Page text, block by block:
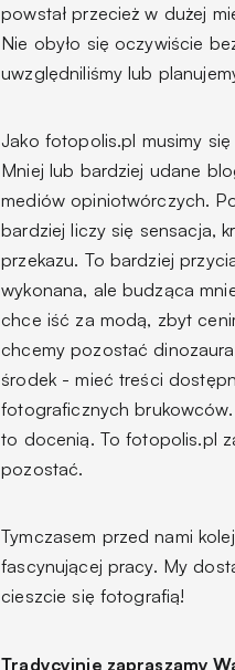
powstał przecież w dużej
Nie obyło się oczywiście
uwzględniliśmy lub
Jako fotopolis.pl musimy
Mniej lub bardziej udane
mediów opiniotwórczych.
bardziej liczy się sensacja,
przekazu. To bardziej
wykonana, ale budząca
chce iść za modą, zbyt
chcemy pozostać
środek - mieć treści
fotograficznych
to docenią. To fotopolis.pl
pozostać.
Tymczasem przed nami
fascynującej pracy. My
cieszcie się fotografią!
Tradycyjnie zapraszamy